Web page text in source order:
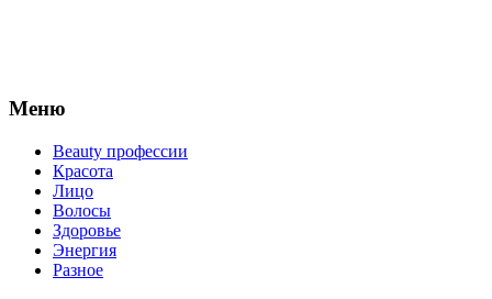
Меню
Beauty профессии
Красота
Лицо
Волосы
Здоровье
Энергия
Разное